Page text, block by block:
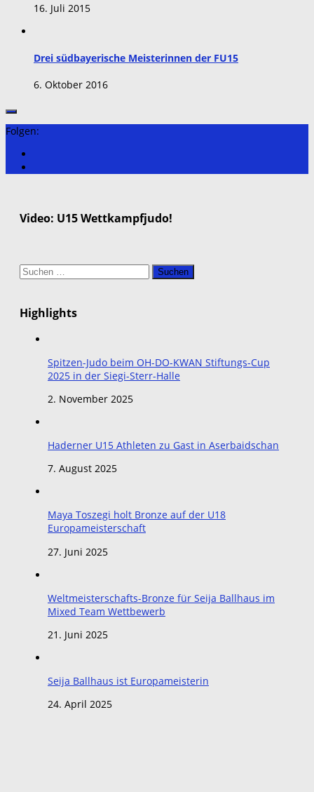
16. Juli 2015
Drei südbayerische Meisterinnen der FU15
6. Oktober 2016
Folgen:
Video: U15 Wettkampfjudo!
Suchen
nach:
Highlights
Spitzen-Judo beim OH-DO-KWAN Stiftungs-Cup
2025 in der Siegi-Sterr-Halle
2. November 2025
Haderner U15 Athleten zu Gast in Aserbaidschan
7. August 2025
Maya Toszegi holt Bronze auf der U18
Europameisterschaft
27. Juni 2025
Weltmeisterschafts-Bronze für Seija Ballhaus im
Mixed Team Wettbewerb
21. Juni 2025
Seija Ballhaus ist Europameisterin
24. April 2025